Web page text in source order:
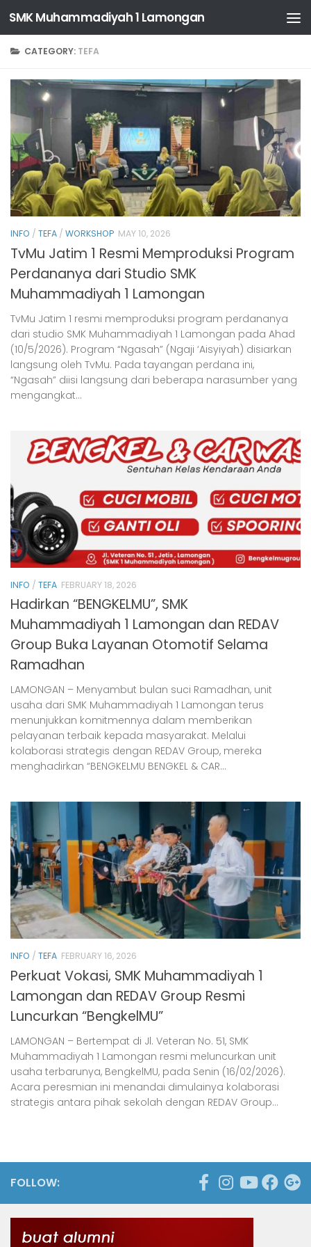
Skip to content
SMK Muhammadiyah 1 Lamongan
CATEGORY: TEFA
INFO / TEFA / WORKSHOP MAY 10, 2026
TvMu Jatim 1 Resmi Memproduksi Program
Perdananya dari Studio SMK
Muhammadiyah 1 Lamongan
TvMu Jatim 1 resmi memproduksi program perdananya
dari studio SMK Muhammadiyah 1 Lamongan pada Ahad
(10/5/2026). Program “Ngasah” (Ngaji ‘Aisyiyah) disiarkan
langsung oleh TvMu. Pada tayangan perdana ini,
“Ngasah” diisi langsung dari beberapa narasumber yang
mengangkat...
INFO / TEFA FEBRUARY 18, 2026
Hadirkan “BENGKELMU”, SMK
Muhammadiyah 1 Lamongan dan REDAV
Group Buka Layanan Otomotif Selama
Ramadhan
LAMONGAN – Menyambut bulan suci Ramadhan, unit
usaha dari SMK Muhammadiyah 1 Lamongan terus
menunjukkan komitmennya dalam memberikan
pelayanan terbaik kepada masyarakat. Melalui
kolaborasi strategis dengan REDAV Group, mereka
menghadirkan “BENGKELMU BENGKEL & CAR...
INFO / TEFA FEBRUARY 16, 2026
Perkuat Vokasi, SMK Muhammadiyah 1
Lamongan dan REDAV Group Resmi
Luncurkan “BengkelMU”
LAMONGAN – Bertempat di Jl. Veteran No. 51, SMK
Muhammadiyah 1 Lamongan resmi meluncurkan unit
usaha terbarunya, BengkelMU, pada Senin (16/02/2026).
Acara peresmian ini menandai dimulainya kolaborasi
strategis antara pihak sekolah dengan REDAV Group...
FOLLOW: